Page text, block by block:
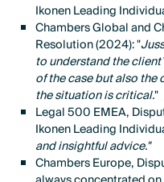
Ikonen Leading
Chambers Global and
Resolution (2024): "
to understand the
of the case but also the
the situation is critical."
Legal 500 EMEA,
Ikonen Leading
and insightful advice."
Chambers Europe,